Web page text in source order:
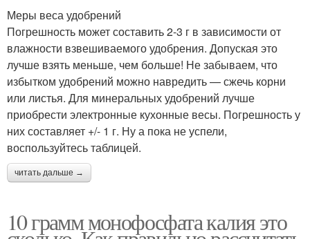
Меры веса удобрений
Погрешность может составить 2-3 г в зависимости от
влажности взвешиваемого удобрения. Допуская это
лучше взять меньше, чем больше! Не забываем, что
избытком удобрений можно навредить — сжечь корни
или листья. Для минеральных удобрений лучше
приобрести электронные кухонные весы. Погрешность у
них составляет +/- 1 г. Ну а пока не успели,
воспользуйтесь таблицей.
читать дальше →
10 грамм монофосфата калия это